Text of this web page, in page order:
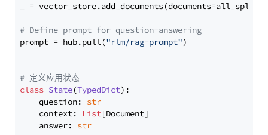
_ = vector_store.add_documents(documents=all_splits)
# Define prompt for question-answering
prompt = hub.pull("rlm/rag-prompt")
# 定义应用状态
class State(TypedDict):
    question:
str
    context:
List[Document]
    answer:
str